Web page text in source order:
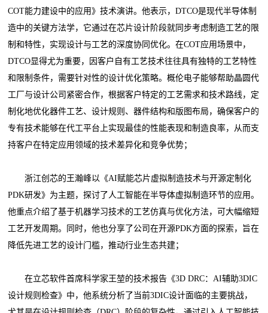
COT能力建设中的应用》技术演讲。他表示，DTCO是现代半导体制
造中的关键方法学，它通过在芯片设计阶段就同步考虑制造工艺的限
制和特性，实现设计与工艺的深度协同优化。在COT应用场景中，
DTCO显得尤为重要，因客户自有工艺技术往往具有独特的工艺特性
和限制条件，需要针对性的设计优化策略。概伦电子能够帮助晶圆代
工厂与设计公司紧密合作，根据客户特定的工艺需求和技术路线，定
制化地优化器件工艺、设计规则、器件结构和版图布局，确保客户的
专有技术能够在代工平台上实现最佳的性能表现和制造良率，从而支
持客户在特定应用领域的技术差异化和竞争优势；
浙江创芯的王瀚峰以《AI赋能芯片虚拟制造技术与开源定制化
PDK研发》为主题，探讨了人工智能在半导体虚拟制造环节的应用。
他重点介绍了基于机器学习技术的工艺仿真与优化方法，可大幅缩短
工艺开发周期。同时，他也分享了公司在开源PDK方面的探索，旨在
降低先进工艺的设计门槛，推动行业生态共建；
在立芯软件首席科学家王堃的技术报告《3D DRC：AI辅助3DIC
设计规则检查》中，他系统分析了当前3DIC设计面临的主要挑战，